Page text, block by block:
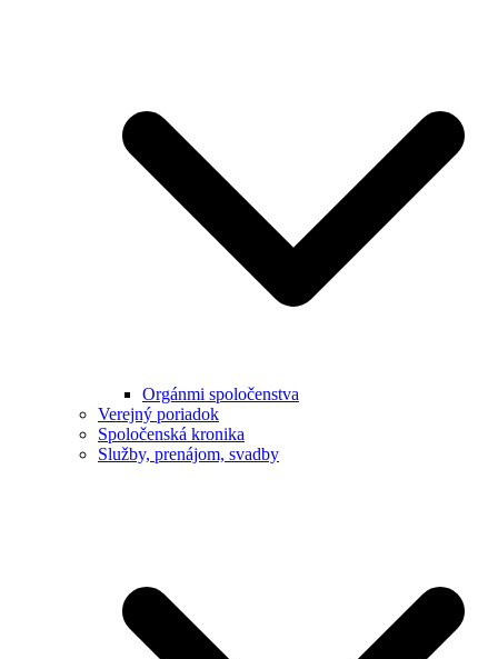
Orgánmi spoločenstva
Verejný poriadok
Spoločenská kronika
Služby, prenájom, svadby